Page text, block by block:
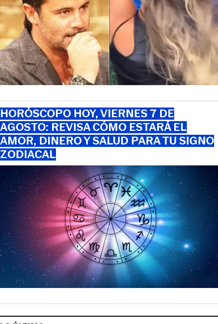
HORÓSCOPO HOY, VIERNES 7 DE
AGOSTO: REVISA CÓMO ESTARÁ EL
AMOR, DINERO Y SALUD PARA TU SIGNO
ZODIACAL